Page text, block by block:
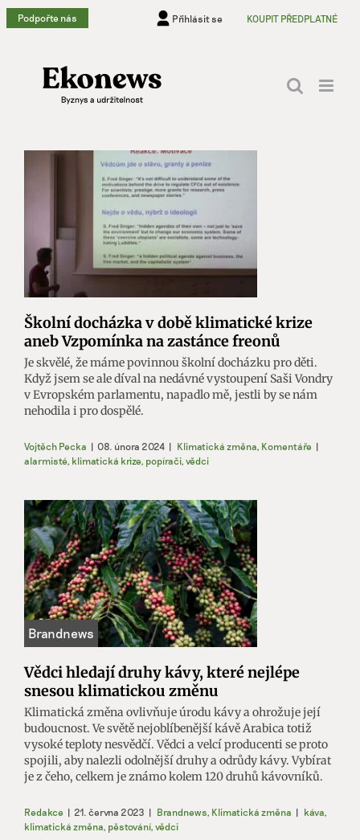
Přeskočit
na
Podpořte nás Přihlásit se KOUPIT PŘEDPLATNÉ
Školní docházka v době klimatické krize
aneb Vzpomínka na zastánce freonů
Je skvělé, že máme povinnou školní docházku pro děti.
Když jsem se ale díval na nedávné vystoupení Saši Vondry
v Evropském parlamentu, napadlo mě, jestli by se nám
nehodila i pro dospělé.
Vojtěch Pecka | 08. února 2024 | Klimatická změna, Komentáře |
alarmisté, klimatická krize, popírači, vědci
Vědci hledají druhy kávy, které nejlépe
snesou klimatickou změnu
Klimatická změna ovlivňuje úrodu kávy a ohrožuje její
budoucnost. Ve světě nejoblíbenější kávě Arabica totiž
vysoké teploty nesvědčí. Vědci a velcí producenti se proto
spojili, aby nalezli odolnější druhy a odrůdy kávy. Vybírat
je z čeho, celkem je známo kolem 120 druhů kávovníků.
Redakce | 21. června 2023 | Brandnews, Klimatická změna | káva,
klimatická změna, pěstování, vědci